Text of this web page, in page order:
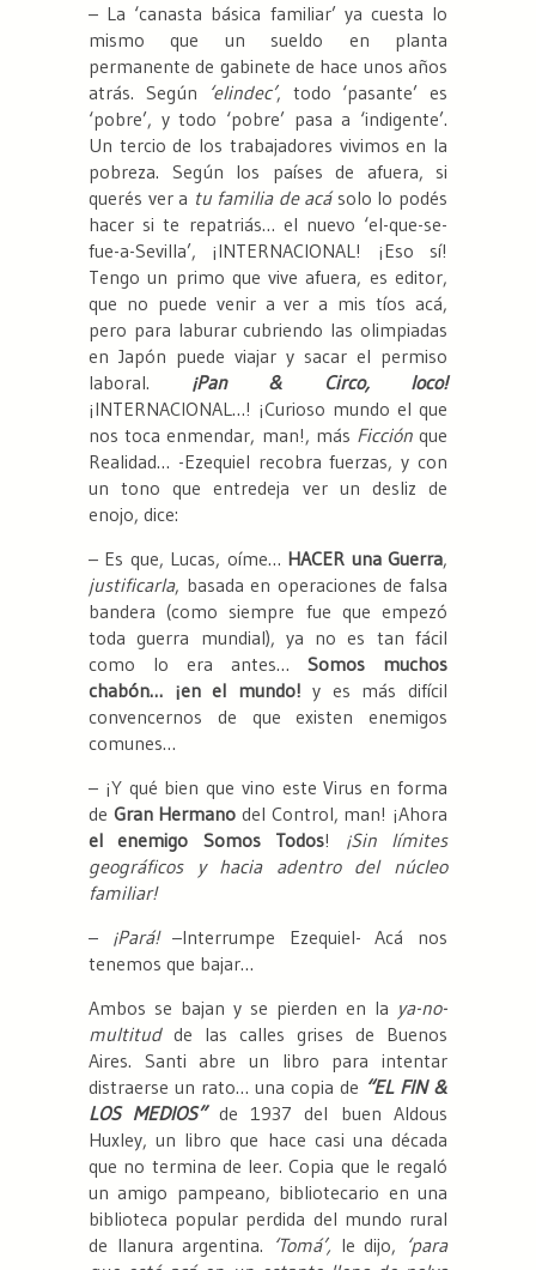
– La ‘canasta básica familiar’ ya cuesta lo
mismo que un sueldo en planta
permanente de gabinete de hace unos años
atrás. Según
‘elindec’, todo ‘pasante’ es
‘pobre’, y todo ‘pobre’ pasa a ‘indigente’.
Un tercio de los trabajadores vivimos en la
pobreza. Según los países de afuera, si
querés ver a tu familia de acásolo lo podés
hacer si te repatriás… el nuevo ‘el-que-se-
fue-a-Sevilla’, ¡INTERNACIONAL! ¡Eso sí!
Tengo un primo que vive afuera, es editor,
que no puede venir a ver a mis tíos acá,
pero para laburar cubriendo las olimpiadas
en Japón puede viajar y sacar el permiso
laboral. ¡Pan & Circo, loco!
¡INTERNACIONAL…! ¡Curioso mundo el que
nos toca enmendar, man!, más Ficciónque
Realidad… -Ezequiel recobra fuerzas, y con
un tono que entredeja ver un desliz de
enojo, dice:
– Es que, Lucas, oíme… HACER una Guerra,
justificarla, basada en operaciones de falsa
bandera (como siempre fue que empezó
toda guerra mundial), ya no es tan fácil
como lo era antes… Somos muchos
chabón… ¡en el mundo!y es más difícil
convencernos de que existen enemigos
comunes…
– ¡Y qué bien que vino este Virus en forma
de Gran Hermano del Control, man! ¡Ahora
el enemigo Somos Todos! ¡Sin límites
geográficos y hacia adentro del núcleo
familiar!
– ¡Pará!–Interrumpe Ezequiel- Acá nos
tenemos que bajar…
Ambos se bajan y se pierden en la ya-no-
multitudde las calles grises de Buenos
Aires. Santi abre un libro para intentar
distraerse un rato… una copia de “EL FIN &
LOS MEDIOS”de 1937 del buen Aldous
Huxley, un libro que hace casi una década
que no termina de leer. Copia que le regaló
un amigo pampeano, bibliotecario en una
biblioteca popular perdida del mundo rural
de llanura argentina. ‘Tomá’, le dijo, ‘para